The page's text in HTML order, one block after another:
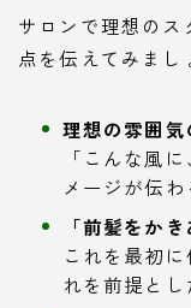
サロンで理想のス
点を伝えてみまし
理想の雰囲
「こんな風
メージが伝
「前髪をか
これを最初
れを前提と